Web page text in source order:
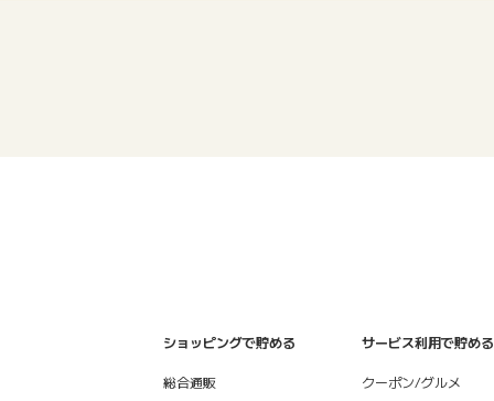
ショッピングで貯める
総合通販
サービス利用で貯める
クーポン/グルメ